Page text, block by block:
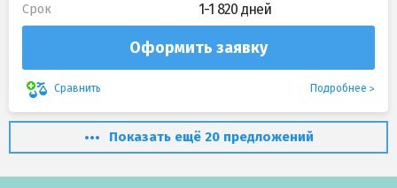
Срок 1-1 820 дней
Оформить заявку
Сравнить Подробнее
Показать ещё 20 предложений